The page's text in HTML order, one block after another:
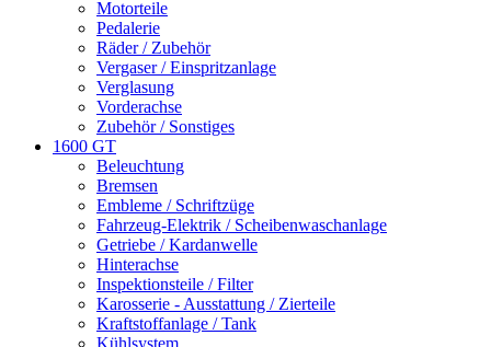
Motorteile
Pedalerie
Räder / Zubehör
Vergaser / Einspritzanlage
Verglasung
Vorderachse
Zubehör / Sonstiges
1600 GT
Beleuchtung
Bremsen
Embleme / Schriftzüge
Fahrzeug-Elektrik / Scheibenwaschanlage
Getriebe / Kardanwelle
Hinterachse
Inspektionsteile / Filter
Karosserie - Ausstattung / Zierteile
Kraftstoffanlage / Tank
Kühlsystem